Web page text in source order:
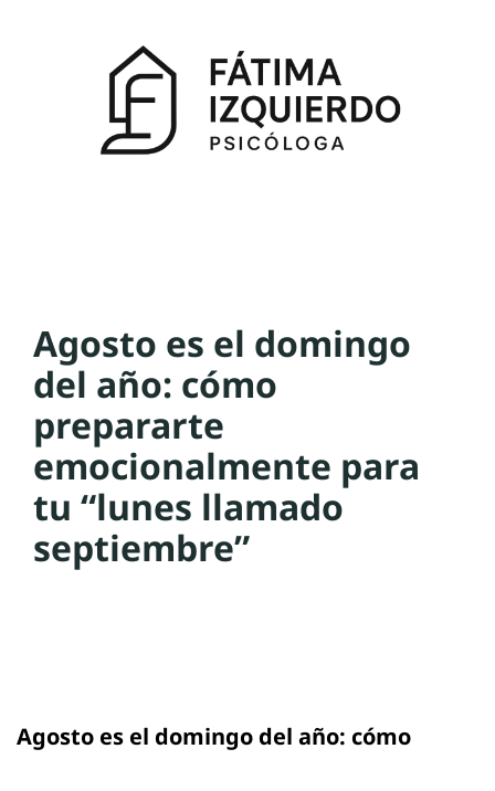
Agosto es el domingo
del año: cómo
prepararte
emocionalmente para
tu “lunes llamado
septiembre”
Agosto es el domingo del año: cómo